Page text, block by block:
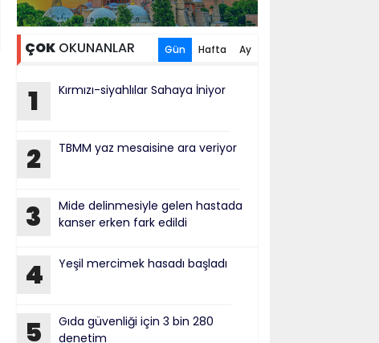
ÇOKOKUNANLAR Gün Hafta Ay
1 Kırmızı-siyahlılar Sahaya İniyor
2 TBMM yaz mesaisine ara veriyor
3
Mide delinmesiyle gelen hastada
kanser erken fark edildi
4 Yeşil mercimek hasadı başladı
5
Gıda güvenliği için 3 bin 280
denetim